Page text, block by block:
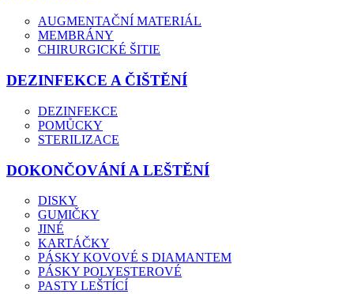
AUGMENTAČNÍ MATERIÁL
MEMBRÁNY
CHIRURGICKÉ ŠITIE
DEZINFEKCE A ČIŠTĚNÍ
DEZINFEKCE
POMŮCKY
STERILIZACE
DOKONČOVÁNÍ A LEŠTĚNÍ
DISKY
GUMIČKY
JINÉ
KARTÁČKY
PÁSKY KOVOVÉ S DIAMANTEM
PÁSKY POLYESTEROVÉ
PASTY LEŠTÍCÍ